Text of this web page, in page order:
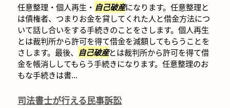
任意整理・個人再生・ 自己破産になります。任意整理と
は債権者、つまりお金を貸してくれた人と借金方法につ
いて話し合いをする手続きのことをさします。個人再生
とは裁判所から許可を得て借金を減額してもらうことを
さします。最後、 自己破産とは裁判所から許可を得て借
金を帳消ししてもらう手続きになります。任意整理のお
もな手続きは書...
司法書士が行える民事訴訟